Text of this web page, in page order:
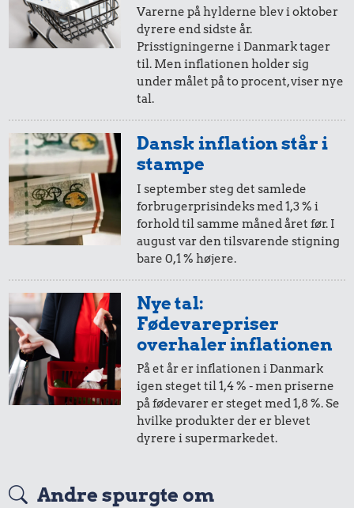
rødbeder
4,14 kr. 33 kr.
10 kg gas
58 kr.
Dæk
100 g garn
44 kr.
Togbillet,
Aarhus-
10 øre
i 1973
= 0,74,-
i dag
0,37,-
Varerne på hylderne blev i oktober
dyrere end sidste år.
Prisstigningerne i Danmark tager
til. Men inflationen holder sig
under målet på to procent, viser nye
tal.
Dansk inflation står i
stampe
I september steg det samlede
forbrugerprisindeks med 1,3 % i
forhold til samme måned året før. I
august var den tilsvarende stigning
bare 0,1 % højere.
Nye tal:
Fødevarepriser
overhaler inflationen
På et år er inflationen i Danmark
igen steget til 1,4 % - men priserne
på fødevarer er steget med 1,8 %. Se
hvilke produkter der er blevet
dyrere i supermarkedet.
Andre spurgte om